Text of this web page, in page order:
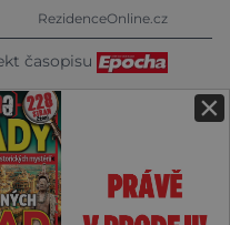
×
RezidenceOnline.cz
časopisu